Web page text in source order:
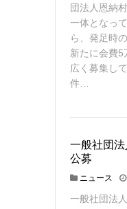
団法人恩納
一体となっ
ら、発足時
新たに会費5
広く募集し
件…
一般社団
公募
ニュース
一般社団法